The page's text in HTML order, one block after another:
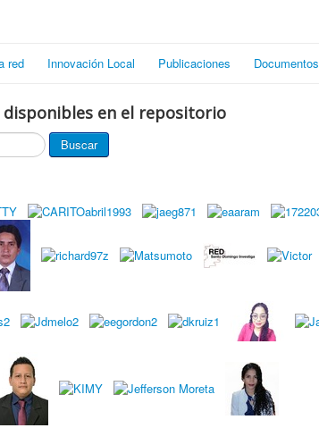
red Innovación Local Publicaciones Documentos
en el repositorio
Buscar